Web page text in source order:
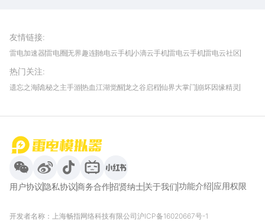
友情链接:
雷电加速器雷电圈无界趣连驰电云手机小滴云手机雷电云手机雷电云社区
我爱vr网华军软件园
热门关注:
遗忘之海诡秘之主手游热血江湖觉醒龙之谷启程仙界大掌门 崩坏因缘精灵
用户协议隐私协议商务合作招贤纳士关于我们功能介绍 应用权限
开发者名称：上海畅指网络科技有限公司沪ICP备16020667号-1
首页
微信
微博 抖音 哔哩哔哩